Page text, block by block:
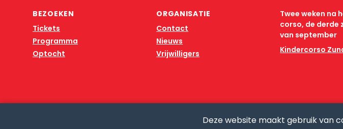
BEZOEKEN
Tickets
Programma
Optocht
ORGANISATIE
Contact
Nieuws
Vrijwilligers
Twee weken na
corso, de derde
van september
Kindercorso
Deze website maakt gebruik van